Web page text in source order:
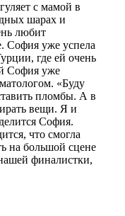
с мамой в
шарах и
любит
София уже успела
где ей очень
София уже
«Буду
пломбы. А в
вещи. Я и
София.
что смогла
на большой сцене
финалистки,